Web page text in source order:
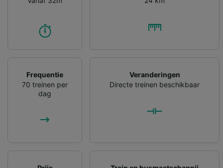
Frequentie
70 treinen per
dag
Veranderingen
Directe treinen beschikbaar